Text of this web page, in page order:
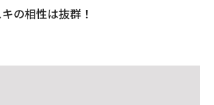
の相性は抜群！